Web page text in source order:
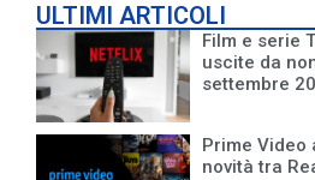
ULTIMI ARTICOLI
Film e serie
uscite da
settembre
Prime Video
novità tra